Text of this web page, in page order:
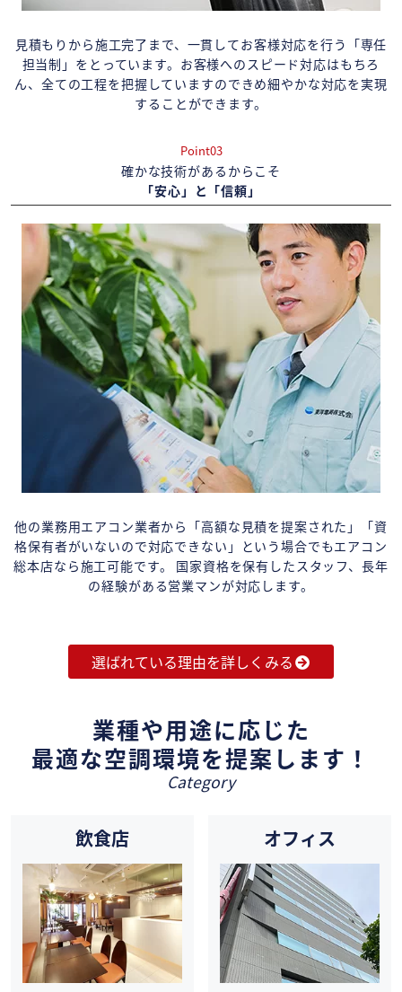
見積もりから施工完了まで、一貫してお客様対応を行う「専任
担当制」をとっています。お客様へのスピード対応はもちろ
ん、全ての工程を把握していますのできめ細やかな対応を実現
することができます。
Point03
確かな技術があるからこそ
「安心」と「信頼」
他の業務用エアコン業者から「高額な見積を提案された」「資
格保有者がいないので対応できない」という場合でもエアコン
総本店なら施工可能です。 国家資格を保有したスタッフ、長年
の経験がある営業マンが対応します。
選ばれている理由を詳しくみる
業種や用途に応じた
最適な空調環境を提案します！
Category
飲食店 オフィス